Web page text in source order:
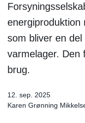
energiproduktion
som bliver en
varmelager. Den
brug.
12. sep. 2025
Karen Grønning